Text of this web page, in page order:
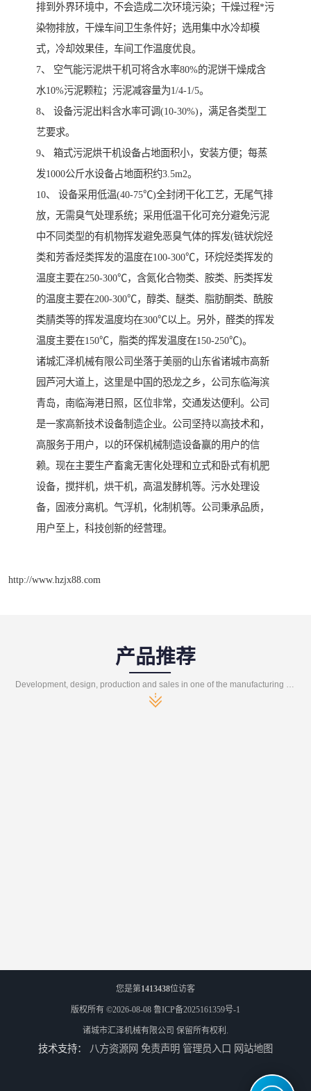
排到外界环境中，不会造成二次环境污染；干燥过程*污
染物排放，干燥车间卫生条件好；选用集中水冷却模
式，冷却效果佳，车间工作温度优良。
7、 空气能污泥烘干机可将含水率80%的泥饼干燥成含
水10%污泥颗粒；污泥减容量为1/4-1/5。
8、 设备污泥出料含水率可调(10-30%)，满足各类型工
艺要求。
9、 箱式污泥烘干机设备占地面积小，安装方便；每蒸
发1000公斤水设备占地面积约3.5m2。
10、 设备采用低温(40-75℃)全封闭干化工艺，无尾气排
放，无需臭气处理系统；采用低温干化可充分避免污泥
中不同类型的有机物挥发避免恶臭气体的挥发(链状烷烃
类和芳香烃类挥发的温度在100-300℃，环烷烃类挥发的
温度主要在250-300℃，含氮化合物类、胺类、肟类挥发
的温度主要在200-300℃，醇类、醚类、脂肪酮类、酰胺
类腈类等的挥发温度均在300℃以上。另外，醛类的挥发
温度主要在150℃，脂类的挥发温度在150-250℃)。
诸城汇泽机械有限公司坐落于美丽的山东省诸城市高新
园芦河大道上，这里是中国的恐龙之乡，公司东临海滨
青岛，南临海港日照，区位非常，交通发达便利。公司
是一家高新技术设备制造企业。公司坚持以高技术和，
高服务于用户，以的环保机械制造设备赢的用户的信
赖。现在主要生产畜禽无害化处理和立式和卧式有机肥
设备，搅拌机，烘干机，高温发酵机等。污水处理设
备，固液分离机。气浮机，化制机等。公司秉承品质，
用户至上，科技创新的经营理。
http://www.hzjx88.com
产品推荐
Development, design, production and sales in one of the manufacturing enterprises
您是第1413438位访客
版权所有 ©2026-08-08 鲁ICP备2025161359号-1
诸城市汇泽机械有限公司 保留所有权利.
技术支持： 八方资源网 免责声明 管理员入口 网站地图